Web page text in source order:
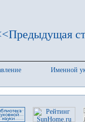
Именной